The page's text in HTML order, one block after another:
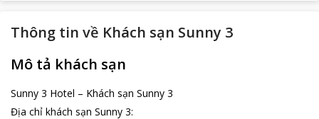
Thông tin về Khách sạn Sunny 3
Mô tả khách sạn
Sunny 3 Hotel – Khách sạn Sunny 3
Địa chỉ khách sạn Sunny 3: